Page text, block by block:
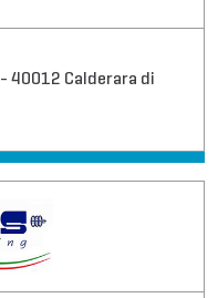
40012 Calderara di